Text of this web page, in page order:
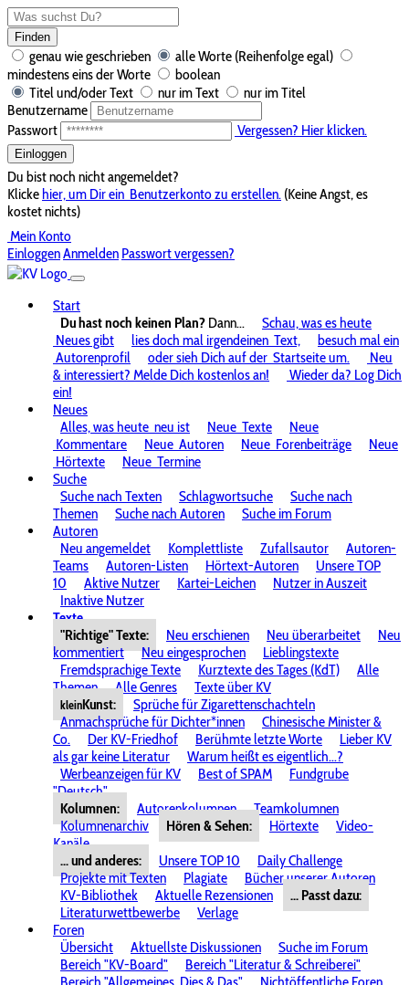
Finden
genau wie geschrieben
alle Worte (Reihenfolge egal)
mindestens eins der Worte
boolean
Titel und/oder Text
nur im Text
nur im Titel
Benutzername
Passwort
Vergessen? Hier klicken.
Einloggen
Du bist noch nicht angemeldet?
Klickehier, um Dir ein Benutzerkonto zu erstellen. (Keine Angst, es
kostet nichts)
Mein Konto
EinloggenAnmelden Passwort vergessen?
Start
Du hast noch keinen Plan? Dann...
Schau, was es heute
Neues gibt
lies doch mal irgendeinen Text,
besuch mal ein
Autorenprofil
oder sieh Dich auf der Startseite um.
Neu
& interessiert? Melde Dich kostenlos an!
Wieder da? Log Dich
ein!
Neues
Alles, was heute neu ist Neue Texte
Neue
Kommentare
Neue Autoren Neue Forenbeiträge
Neue
Hörtexte
Neue Termine
Suche
Suche nach Texten
Schlagwortsuche
Suche nach
Themen
Suche nach Autoren
Suche im Forum
Autoren
Neu angemeldet
Komplettliste Zufallsautor
Autoren-
Teams
Autoren-Listen Hörtext-Autoren
Unsere TOP
10
Aktive Nutzer Kartei-Leichen
Nutzer in Auszeit
Inaktive Nutzer
Texte
"Richtige" Texte:
Neu erschienen Neu überarbeitet
Neu
kommentiert
Neu eingesprochen
Lieblingstexte
Fremdsprachige Texte
Kurztexte des Tages (KdT)
Alle
Themen
Alle Genres Texte über KV
kleinKunst:
Sprüche für Zigarettenschachteln
Anmachsprüche für Dichter*innen
Chinesische Minister &
Co.
Der KV-Friedhof Berühmte letzte Worte
Lieber KV
als gar keine Literatur
Warum heißt es eigentlich...?
Werbeanzeigen für KV
Best of SPAM
Fundgrube
"Deutsch"
Kolumnen:
Autorenkolumnen
Teamkolumnen
Kolumnenarchiv
Hören & Sehen: Hörtexte
Video-
Kanäle
... und anderes:
Unsere TOP 10
Daily Challenge
Projekte mit Texten
Plagiate
Bücher unserer Autoren
KV-Bibliothek
Aktuelle Rezensionen
... Passt dazu:
Literaturwettbewerbe
Verlage
Foren
Übersicht
Aktuellste Diskussionen
Suche im Forum
Bereich "KV-Board"
Bereich "Literatur & Schreiberei"